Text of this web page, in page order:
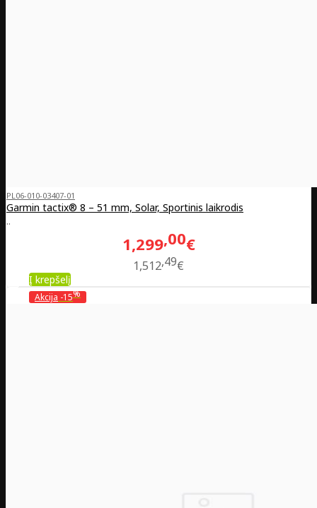
PL06-010-03407-01
Garmin tactix® 8 – 51 mm, Solar, Sportinis laikrodis
..
1,299 00€
1,512 49€
Į krepšelį
Akcija -15%